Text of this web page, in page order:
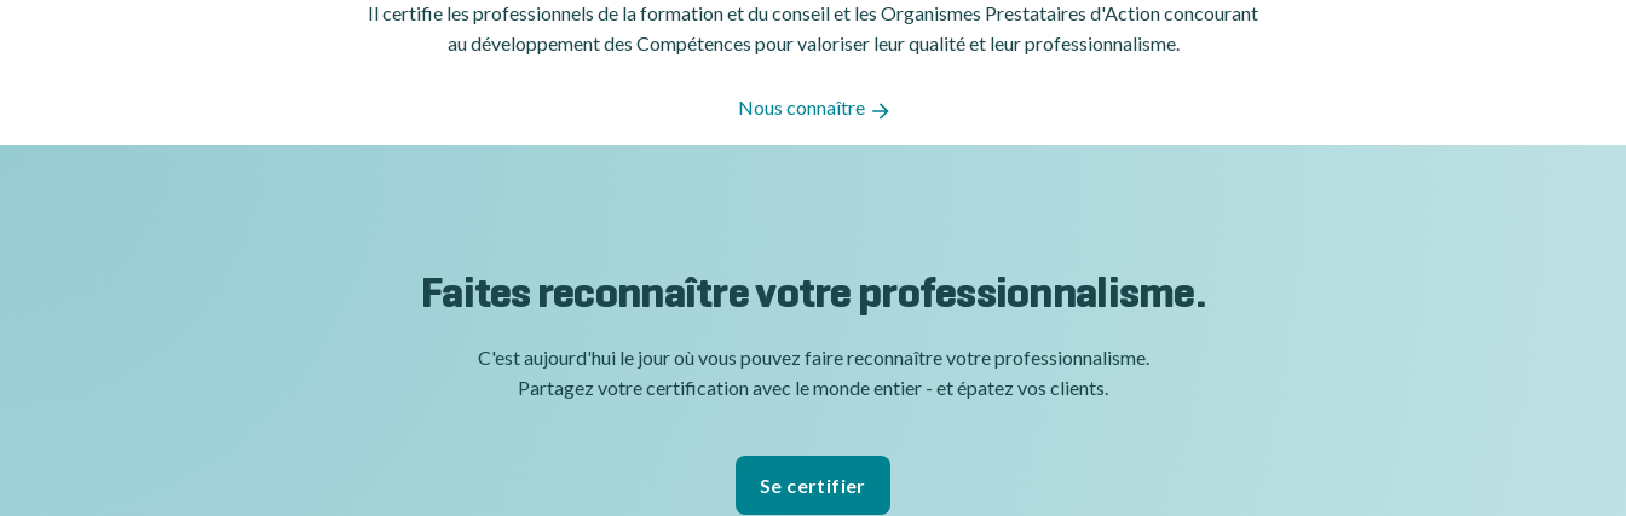
Il certifie les professionnels de la formation et du conseil et les Organismes Prestataires d'Action concourant
au développement des Compétences pour valoriser leur qualité et leur professionnalisme.
Nous connaître
Faites reconnaître votre professionnalisme.
C'est aujourd'hui le jour où vous pouvez faire reconnaître votre professionnalisme.
Partagez votre certification avec le monde entier - et épatez vos clients.
Se certifier